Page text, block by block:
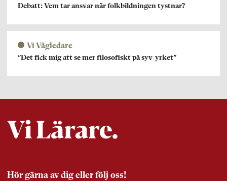
Debatt: Vem tar ansvar när folkbildningen tystnar?
Vi Vägledare
”Det fick mig att se mer filosofiskt på syv-yrket”
Hör gärna av dig eller följ oss!